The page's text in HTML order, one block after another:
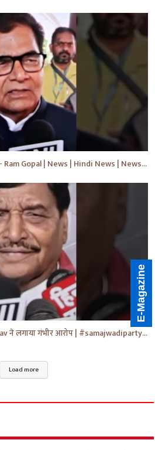
सरकार हो जाएगी सत्ता से बेदखल - Ram Gopal | News | Hindi News | News Today | #shorts #ytshorts #yt
BJP के लिए Shivpal Yadav Yadav ने लगाया गंभीर आरोप | #samajwadiparty | Akhilesh Yadav | #shorts #yt
Load more
E-Magazine